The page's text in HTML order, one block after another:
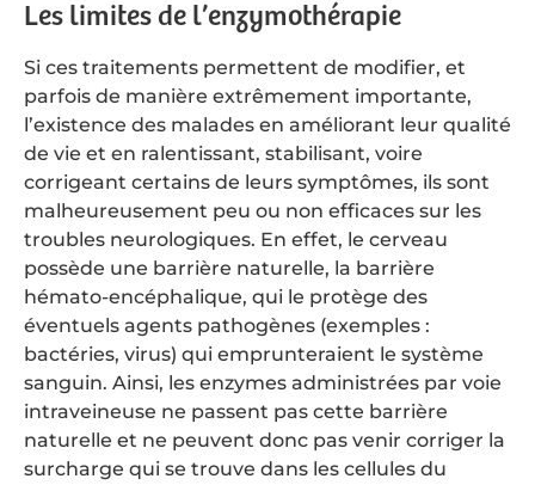
Les limites de l’enzymothérapie
Si ces traitements permettent de modifier, et
parfois de manière extrêmement importante,
l’existence des malades en améliorant leur qualité
de vie et en ralentissant, stabilisant, voire
corrigeant certains de leurs symptômes, ils sont
malheureusement peu ou non efficaces sur les
troubles neurologiques. En effet, le cerveau
possède une barrière naturelle, la barrière
hémato-encéphalique, qui le protège des
éventuels agents pathogènes (exemples :
bactéries, virus) qui emprunteraient le système
sanguin. Ainsi, les enzymes administrées par voie
intraveineuse ne passent pas cette barrière
naturelle et ne peuvent donc pas venir corriger la
surcharge qui se trouve dans les cellules du